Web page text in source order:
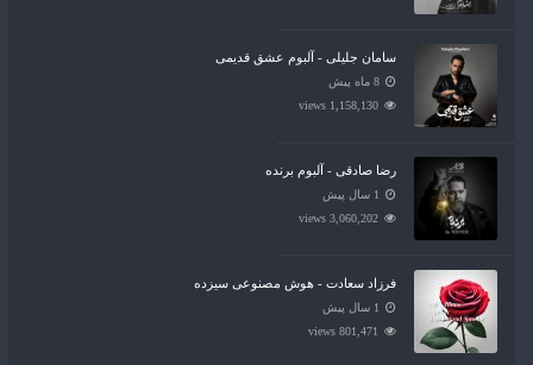
سامان جلیلی - آلبوم عشق قدیمی
8 ماه پیش
1,158,130 views
رضا صادقی - آلبوم برنده
1 سال پیش
3,060,202 views
فرزاد سعادت - هوش مصنوعی سیزده
1 سال پیش
801,471 views